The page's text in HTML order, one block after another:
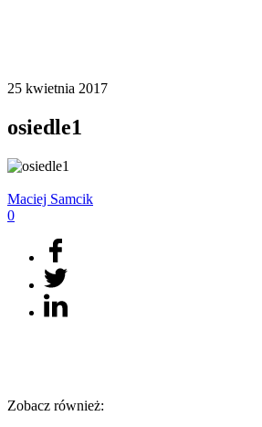
25 kwietnia 2017
osiedle1
Maciej Samcik
0
Zobacz również: